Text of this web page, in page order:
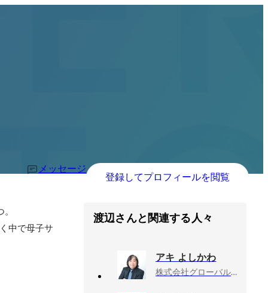
メッセージ
登録してプロフィールを閲覧
中で母子サ
渡辺さんと関連する人々
アキ よしかわ
株式会社グローバルヘルスコンサルティング・ジャパン, 会長